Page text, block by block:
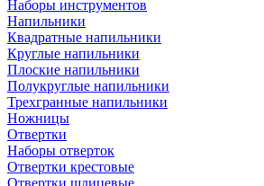
Наборы инструментов
Напильники
Квадратные напильники
Круглые напильники
Плоские напильники
Полукруглые напильники
Трехгранные напильники
Ножницы
Отвертки
Наборы отверток
Отвертки крестовые
Отвертки шлицевые